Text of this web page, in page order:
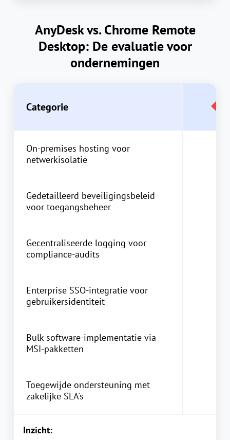
AnyDesk vs. Chrome Remote
Desktop: De evaluatie voor
ondernemingen
Categorie
On-premises hosting voor
netwerkisolatie
Gedetailleerd beveiligingsbeleid
voor toegangsbeheer
Gecentraliseerde logging voor
compliance-audits
Enterprise SSO-integratie voor
gebruikersidentiteit
Bulk software-implementatie via
MSI-pakketten
Toegewijde ondersteuning met
zakelijke SLA's
Inzicht: